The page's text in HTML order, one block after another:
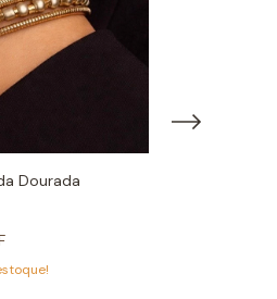
Dourada